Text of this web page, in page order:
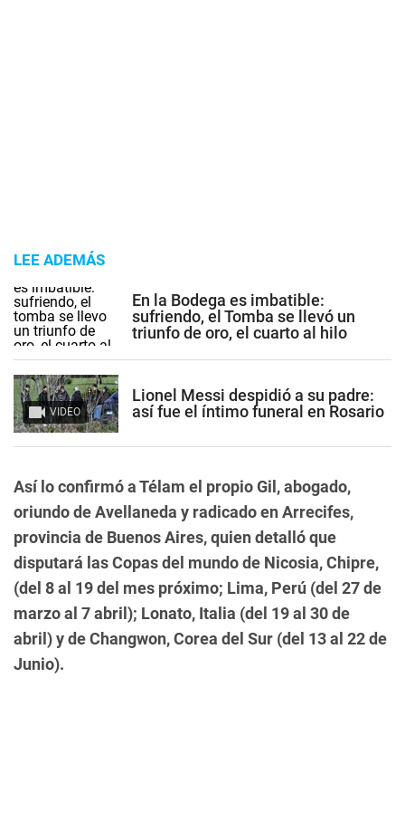
LEE ADEMÁS
En la Bodega es imbatible:
sufriendo, el Tomba se llevó un
triunfo de oro, el cuarto al hilo
VIDEO
Lionel Messi despidió a su padre:
así fue el íntimo funeral en Rosario
Así lo confirmó a Télam el propio Gil, abogado,
oriundo de Avellaneda y radicado en Arrecifes,
provincia de Buenos Aires, quien detalló que
disputará las Copas del mundo de Nicosia, Chipre,
(del 8 al 19 del mes próximo; Lima, Perú (del 27 de
marzo al 7 abril); Lonato, Italia (del 19 al 30 de
abril) y de Changwon, Corea del Sur (del 13 al 22 de
Junio).